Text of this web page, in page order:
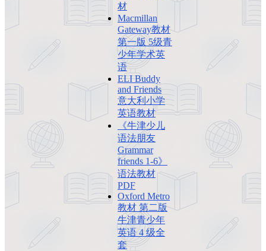
材
Macmillan
Gateway教材
第一版 5级青
少年学术英
语
ELI Buddy
and Friends
意大利小学
英语教材
《牛津少儿
语法朋友
Grammar
friends 1-6》
语法教材
PDF
Oxford Metro
教材 第二版
牛津青少年
英语 4 级全
套